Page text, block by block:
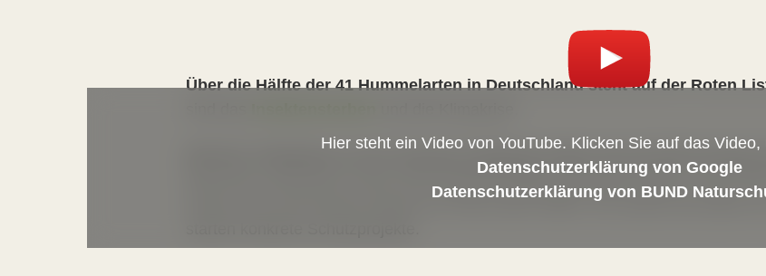
Hier steht ein Video von YouTube. Klicken Sie auf das
Datenschutzerklärung von Google
Datenschutzerklärung von BUND
Über die Hälfte der 41 Hummelarten in Deutschland steht auf der Roten
Mit Ihrer Teilnahme an der Hummel-Challenge helfen Sie bei Erforschung
Menschen mitmachen und je mehr Beobachtungen gemeldet werden, umso
heraus und umso besser können wir ihnen dann helfen. Wir werten die Daten